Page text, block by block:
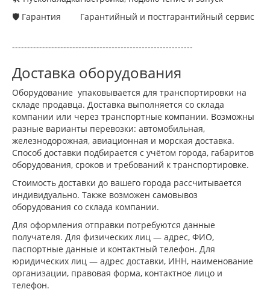
🛡 Гарантия
Гарантийный и постгарантийный сервис
------------------------------------------------------------
Доставка оборудования
Оборудование упаковывается для транспортировки на
складе продавца. Доставка выполняется со склада
компании или через транспортные компании. Возможны
разные варианты перевозки: автомобильная,
железнодорожная, авиационная и морская доставка.
Способ доставки подбирается с учётом города, габаритов
оборудования, сроков и требований к транспортировке.
Стоимость доставки до вашего города рассчитывается
индивидуально. Также возможен самовывоз
оборудования со склада компании.
Для оформления отправки потребуются данные
получателя. Для физических лиц — адрес, ФИО,
паспортные данные и контактный телефон. Для
юридических лиц — адрес доставки, ИНН, наименование
организации, правовая форма, контактное лицо и
телефон.